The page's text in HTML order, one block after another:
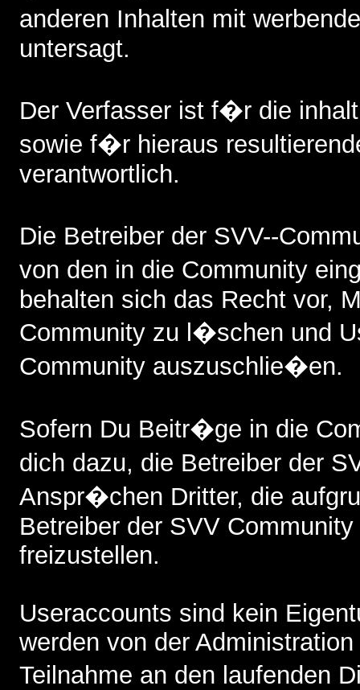
anderen Inhalten mit
untersagt.
Der Verfasser ist f�r die
sowie f�r hieraus
verantwortlich.
Die Betreiber der SVV--
von den in die Community
behalten sich das Recht vor,
Community zu l�schen und
Community auszuschlie�en.
Sofern Du Beitr�ge in die
dich dazu, die Betreiber der
Anspr�chen Dritter, die
Betreiber der SVV
freizustellen.
Useraccounts sind kein
werden von der
Teilnahme an den laufenden